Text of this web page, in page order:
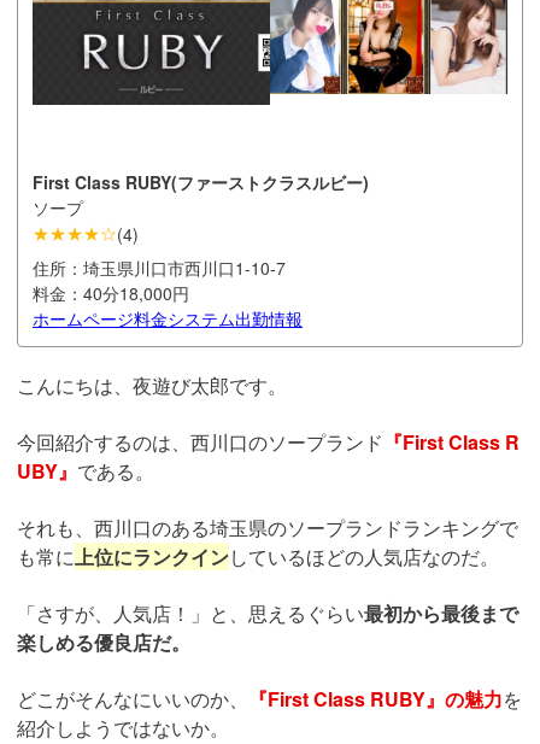
First Class RUBY(ファーストクラスルビー)
ソープ
★★★★☆(4)
住所： 埼玉県川口市西川口1-10-7
料金： 40分18,000円
ホームページ料金システム出勤情報
こんにちは、夜遊び太郎です。
今回紹介するのは、西川口のソープランド 『First Class R
UBY』 である。
それも、西川口のある埼玉県のソープランドランキングで
も常に上位にランクインしているほどの人気店なのだ。
「さすが、人気店！」と、思えるぐらい最初から最後まで
楽しめる優良店だ。
どこがそんなにいいのか、 『First Class RUBY』の魅力を
紹介しようではないか。